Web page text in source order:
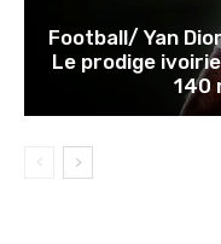
Football/ Yan
Le prodige
140